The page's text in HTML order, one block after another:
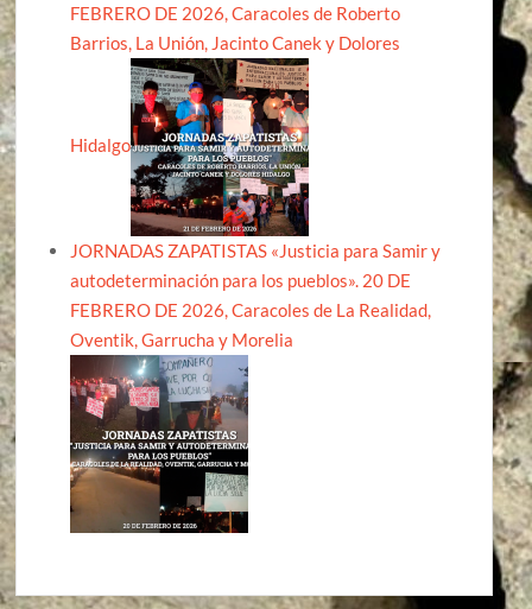
FEBRERO DE 2026, Caracoles de Roberto
Barrios, La Unión, Jacinto Canek y Dolores
Hidalgo
JORNADAS ZAPATISTAS «Justicia para Samir y
autodeterminación para los pueblos». 20 DE
FEBRERO DE 2026, Caracoles de La Realidad,
Oventik, Garrucha y Morelia